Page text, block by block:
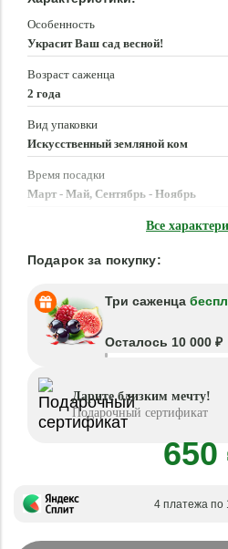
Особенность
Украсит Ваш сад весной!
Возраст саженца
2 года
Вид упаковки
Искусственный земляной ком
Время посадки
Март - Май, Сентябрь - Ноябрь
Все
Подарок за покупку:
Три саженца
Осталось 10 000 ₽
Дарите близким мечту!
Подарочный сертификат
650
4 платежа по